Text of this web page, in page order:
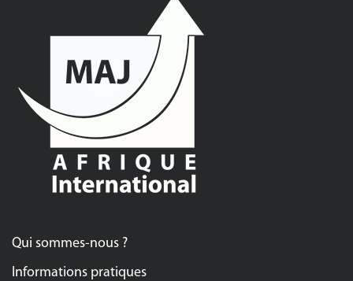
Qui sommes-nous ?
Informations pratiques